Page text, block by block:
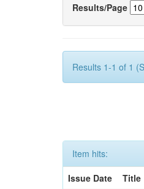
Results/Page
Results 1-1 of 1
Item hits:
Issue Date
Title